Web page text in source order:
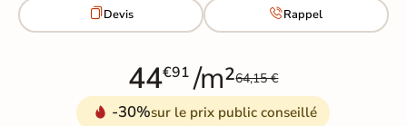
Devis Rappel
44€91 /m²64,15 €
-30%sur le prix public conseillé